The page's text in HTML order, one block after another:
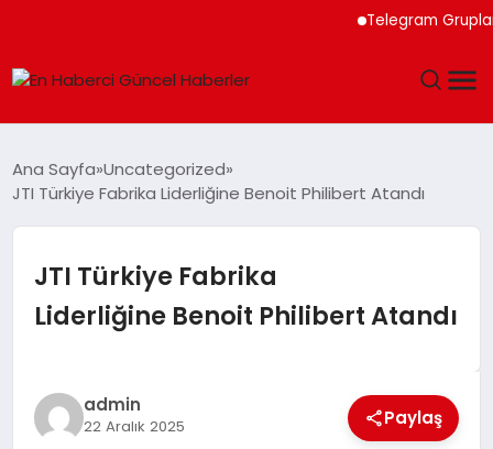
Telegram Grupları
SAĞLIK
TEKNOLOJI
DÜNYA
Ana Sayfa Uncategorized
JTI Türkiye Fabrika Liderliğine Benoit Philibert Atandı
JTI Türkiye Fabrika
Liderliğine Benoit Philibert Atandı
admin
22 Aralık 2025 Paylaş